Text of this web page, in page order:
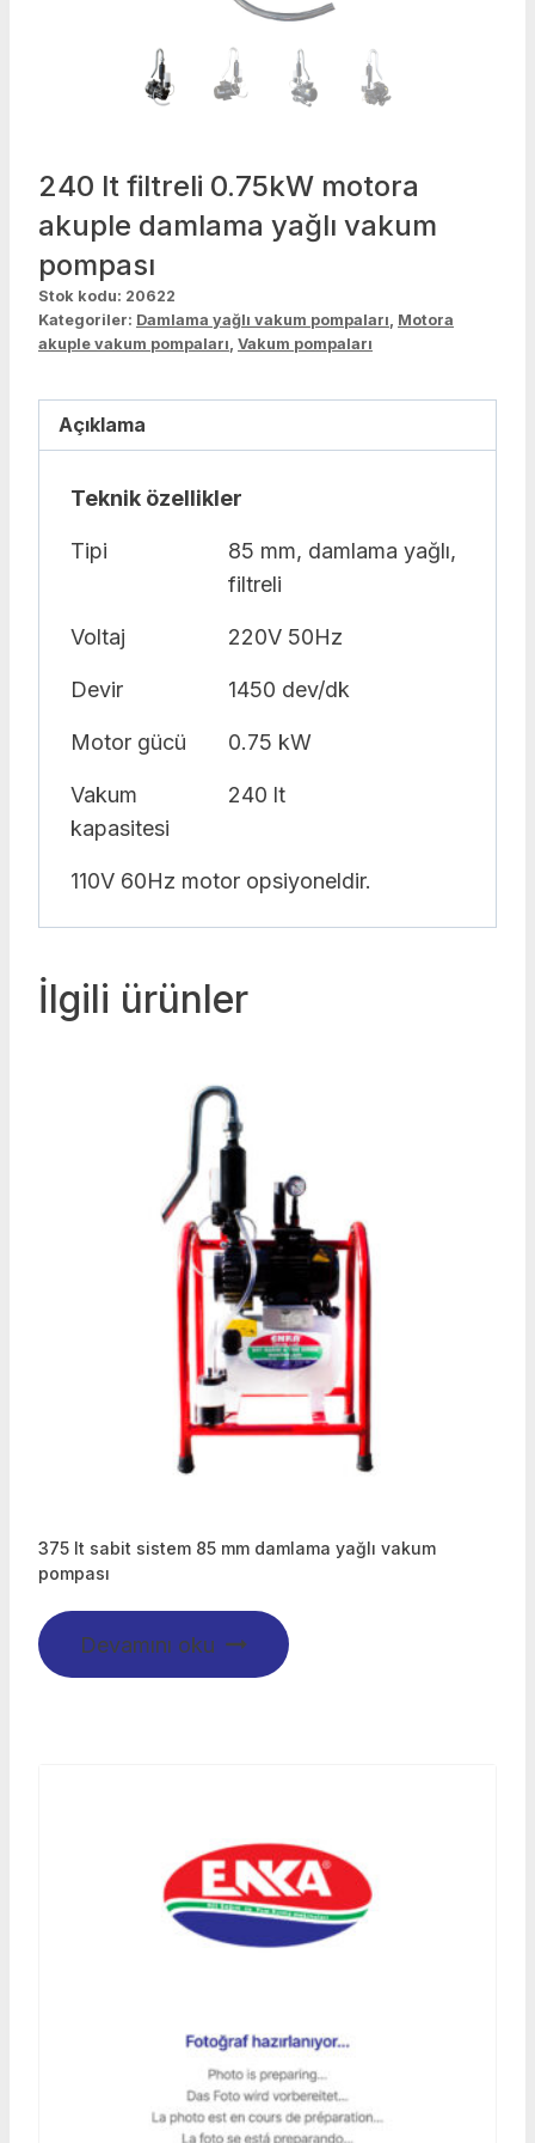
240 lt filtreli 0.75kW motora
akuple damlama yağlı vakum
pompası
Stok kodu: 20622
Kategoriler: Damlama yağlı vakum pompaları, Motora
akuple vakum pompaları, Vakum pompaları
Açıklama
Teknik özellikler
Tipi
85 mm, damlama yağlı,
filtreli
Voltaj 220V 50Hz
Devir 1450 dev/dk
Motor gücü 0.75 kW
Vakum
kapasitesi
240 lt
110V 60Hz motor opsiyoneldir.
İlgili ürünler
375 lt sabit sistem 85 mm damlama yağlı vakum
pompası
Devamını oku